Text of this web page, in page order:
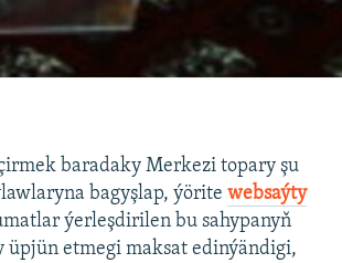
baradaky Merkezi topary şu
bagyşlap, ýöritewebsaýty
ýerleşdirilen bu sahypanyň
üpjün etmegi maksat edinýändigi,